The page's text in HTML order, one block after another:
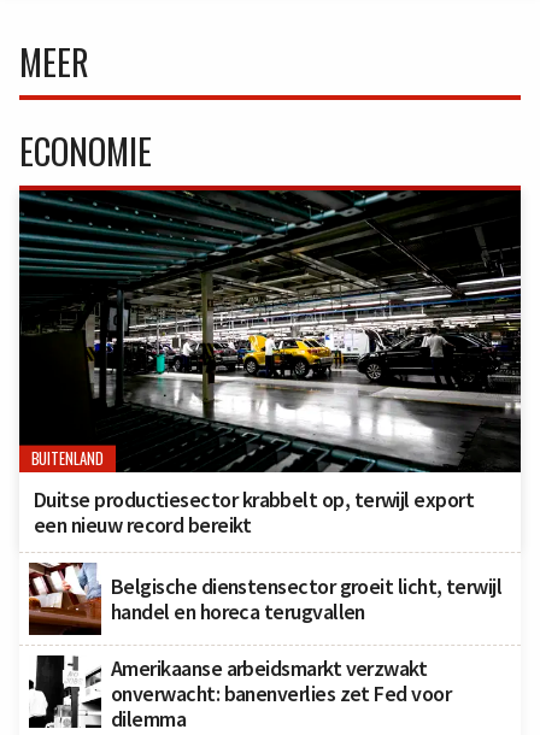
MEER
ECONOMIE
BUITENLAND
Duitse productiesector krabbelt op, terwijl export
een nieuw record bereikt
Belgische dienstensector groeit licht, terwijl
handel en horeca terugvallen
Amerikaanse arbeidsmarkt verzwakt
onverwacht: banenverlies zet Fed voor
dilemma